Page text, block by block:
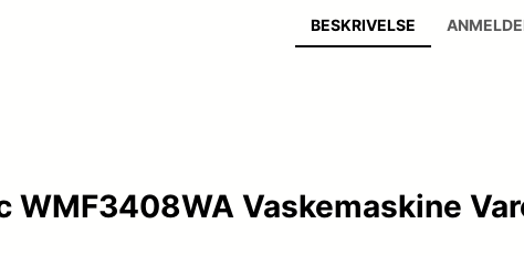
BESKRIVELSE
WMF3408WA Vaskemaskine